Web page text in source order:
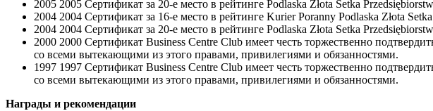
2005 2005 Сертификат за 20-е место в рейтинге Podlaska Złota Setka
2004 2004 Сертификат за 16-е место в рейтинге Kurier Poranny Podlaska Złota
2004 2004 Сертификат за 20-е место в рейтинге Podlaska Złota Setka
2000 2000 Сертификат Business Centre Club имеет честь торжественно
со всеми вытекающими из этого правами, привилегиями и обязанностями.
1997 1997 Сертификат Business Centre Club имеет честь торжественно
со всеми вытекающими из этого правами, привилегиями и обязанностями.
Награды и рекомендации